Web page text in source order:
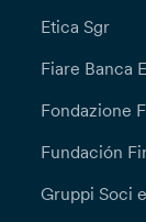
Etica Sgr
Fiare Banca
Fondazione
Fundación
Gruppi Soci